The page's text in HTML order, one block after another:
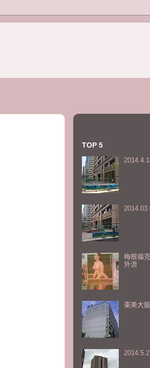
TOP 5
梅根福
外流
東美大